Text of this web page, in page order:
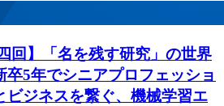
回】「名を残す研究」の世界
卒5年でシニアプロフェッショ
ビジネスを繋ぐ、機械学習エ